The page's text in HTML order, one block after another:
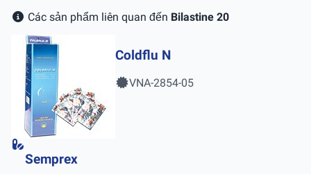
Các sản phẩm liên quan đến Bilastine 20
Coldflu N
VNA-2854-05
Semprex